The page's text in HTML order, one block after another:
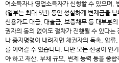
여소득자나 영업소득자가 신청할 수 있으며,
(일부는 최대 5년) 동안 성실하게 변제금을
신용카드 대금, 대출금, 보증채무 등 대부분
권자의 동의 없이도 절차가 진행될 수 있다는
나 중지명령이 내려지면 채권자의 독촉, 압류
를 이어갈 수 있습니다. 다만 모든 신청이 인
야 하고 재산, 부채 규모, 변제 능력 등을 종